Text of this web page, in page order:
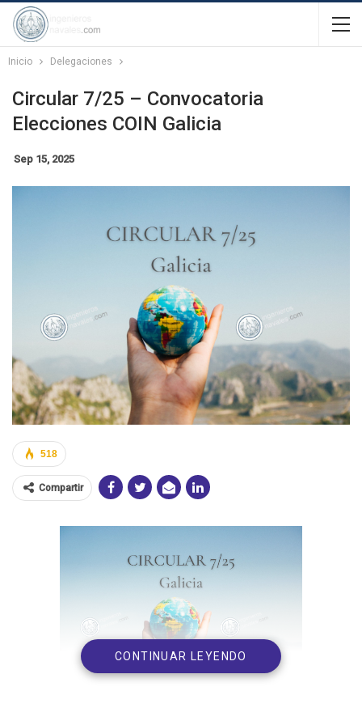
Inicio Delegaciones
Circular 7/25 – Convocatoria
Elecciones COIN Galicia
Sep 15, 2025
518
Compartir
CONTINUAR LEYENDO